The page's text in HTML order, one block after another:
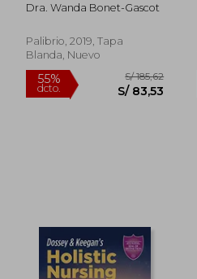
dcto. S/ 68,41
Dra. Wanda Bonet-Gascot
Palibrio, 2019, Tapa
Blanda, Nuevo